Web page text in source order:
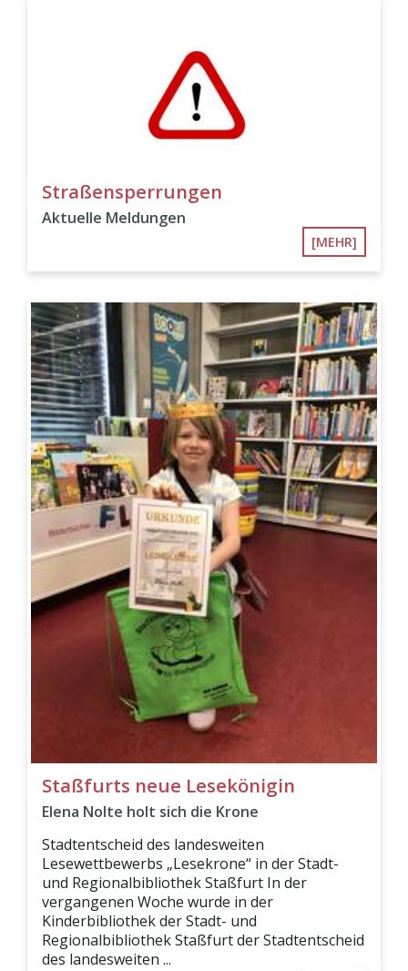
Straßensperrungen
Aktuelle Meldungen
[MEHR]
Staßfurts neue Lesekönigin
Elena Nolte holt sich die Krone
Stadtentscheid des landesweiten
Lesewettbewerbs „Lesekrone“ in der Stadt-
und Regionalbibliothek Staßfurt In der
vergangenen Woche wurde in der
Kinderbibliothek der Stadt- und
Regionalbibliothek Staßfurt der Stadtentscheid
des landesweiten ...